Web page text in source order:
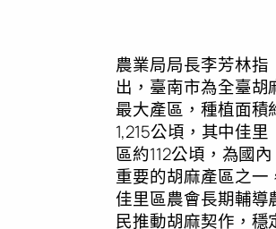
農業局局長李芳林指
出，臺南市為全臺胡
最大產區，種植面積
1,215公頃，其中佳里
區約112公頃，為國內
重要的胡麻產區之一
佳里區農會長期輔導
民推動胡麻契作，穩